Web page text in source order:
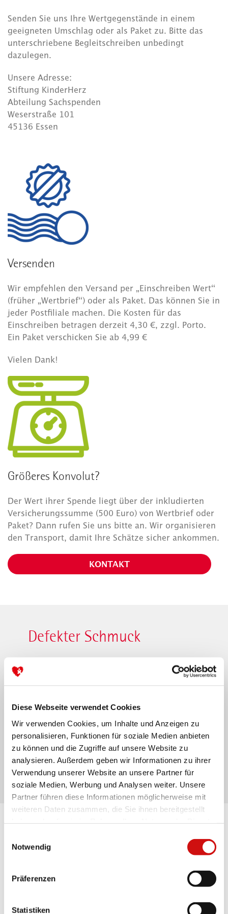
Diese Webseite verwendet Cookies
Wir verwenden Cookies, um Inhalte und Anzeigen zu
personalisieren, Funktionen für soziale Medien anbieten
zu können und die Zugriffe auf unsere Website zu
analysieren. Außerdem geben wir Informationen zu ihrer
Verwendung unserer Website an unsere Partner für
soziale Medien, Werbung und Analysen weiter. Unsere
Partner führen diese Informationen möglicherweise mit
weiteren Daten zusammen, die Sie ihnen bereitgestellt
Notwendig
Präferenzen
Statistiken
Senden Sie uns Ihre Wertgegenstände in einem
geeigneten Umschlag oder als Paket zu. Bitte das
unterschriebene Begleitschreiben unbedingt
dazulegen.
Unsere Adresse:
Stiftung KinderHerz
Abteilung Sachspenden
Weserstraße 101
45136 Essen
Versenden
Wir empfehlen den Versand per „Einschreiben Wert“
(früher „Wertbrief“) oder als Paket. Das können Sie in
jeder Postfiliale machen. Die Kosten für das
Einschreiben betragen derzeit 4,30 €, zzgl. Porto.
Ein Paket verschicken Sie ab 4,99 €
Vielen Dank!
Größeres Konvolut?
Der Wert ihrer Spende liegt über der inkludierten
Versicherungssumme (500 Euro) von Wertbrief oder
Paket? Dann rufen Sie uns bitte an. Wir organisieren
den Transport, damit Ihre Schätze sicher ankommen.
KONTAKT
Defekter Schmuck
Erhalte ich eine Spendenquittung
über meine Sachspende?
Wir versuchen, Ihre Sachspenden bestmöglich für
Kosten zu vermeiden, sammeln wir kleinere